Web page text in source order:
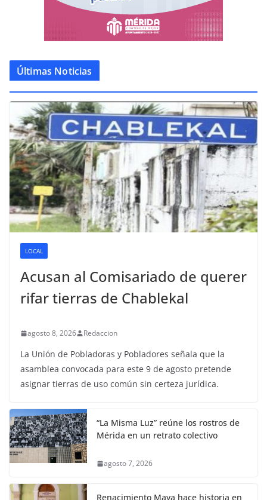
Últimas Noticias
LOCAL
Acusan al Comisariado de querer
rifar tierras de Chablekal
agosto 8, 2026 Redaccion
La Unión de Pobladoras y Pobladores señala que la
asamblea convocada para este 9 de agosto pretende
asignar tierras de uso común sin certeza jurídica.
“La Misma Luz” reúne los rostros de
Mérida en un retrato colectivo
agosto 7, 2026
Renacimiento Maya hace historia en